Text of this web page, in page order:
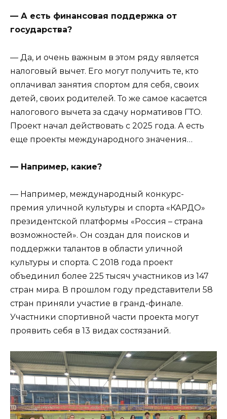
— А есть финансовая поддержка от
государства?
— Да, и очень важным в этом ряду является
налоговый вычет. Его могут получить те, кто
оплачивал занятия спортом для себя, своих
детей, своих родителей. То же самое касается
налогового вычета за сдачу нормативов ГТО.
Проект начал действовать с 2025 года. А есть
еще проекты международного значения…
— Например, какие?
— Например, международный конкурс-
премия уличной культуры и спорта «КАРДО»
президентской платформы «Россия – страна
возможностей». Он создан для поисков и
поддержки талантов в области уличной
культуры и спорта. С 2018 года проект
объединил более 225 тысяч участников из 147
стран мира. В прошлом году представители 58
стран приняли участие в гранд-финале.
Участники спортивной части проекта могут
проявить себя в 13 видах состязаний.